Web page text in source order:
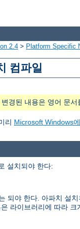
2.4 > Platform Specific
컴파일
경된 내용은 영어 문서
리 Microsoft Windows
설치되야 한다:
되야 한다. 아파치 설
라이브러리에 따라 크